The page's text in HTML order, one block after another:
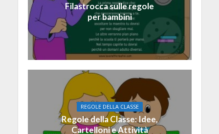
Filastrocca sulle regole
per bambini
REGOLE DELLA CLASSE
Regole della Classe: Idee,
Cartelloni e Attività